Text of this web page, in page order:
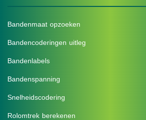
Bandenmaat opzoeken
Bandencoderingen uitleg
Bandenlabels
Bandenspanning
Snelheidscodering
Rolomtrek berekenen